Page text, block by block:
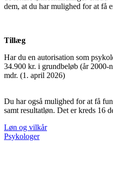
dem, at du har mulighed for at få
Tillæg
Har du en autorisation som
34.900 kr. i grundbeløb (år 2000-
mdr. (1. april 2026)
Du har også mulighed for at få
samt resultatløn. Det er kreds 16
Løn og vilkår
Psykologer